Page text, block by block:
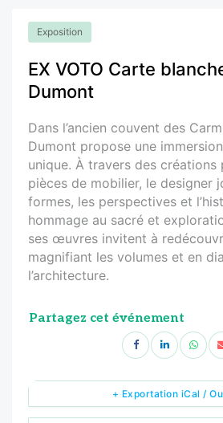
Exposition
EX VOTO Carte
Dumont
Dans l’ancien couvent des
Dumont propose une
unique. À travers des créations
pièces de mobilier, le designer
formes, les perspectives et
hommage au sacré et
ses œuvres invitent à
magnifiant les volumes et en
l’architecture.
Partagez cet événement
+ Exportation iCal /